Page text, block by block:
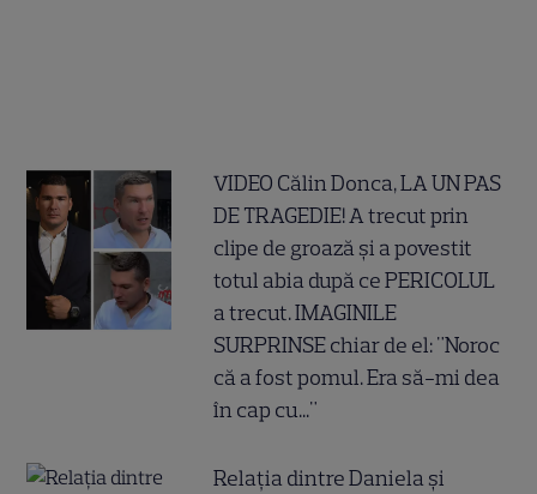
VIDEO Călin Donca, LA UN PAS
DE TRAGEDIE! A trecut prin
clipe de groază și a povestit
totul abia după ce PERICOLUL
a trecut. IMAGINILE
SURPRINSE chiar de el: "Noroc
că a fost pomul. Era să-mi dea
în cap cu..."
Relația dintre Daniela și